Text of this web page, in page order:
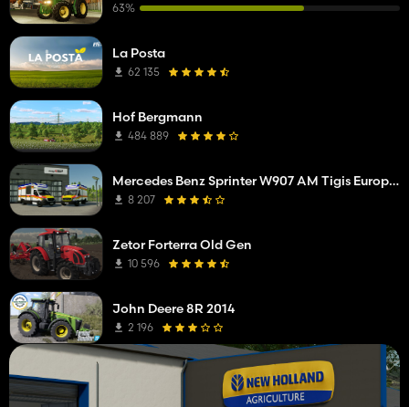
63%
La Posta
62 135
Hof Bergmann
484 889
Mercedes Benz Sprinter W907 AM Tigis Europa RTW
8 207
Zetor Forterra Old Gen
10 596
John Deere 8R 2014
2 196